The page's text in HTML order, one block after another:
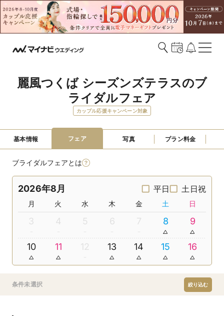
麗風つくば シーズンズテラスのブ
ライダルフェア
カップル応援キャンペーン対象
基本情報 フェア 写真 プラン料金
ブライダルフェアとは
2026年8月 平日 土日祝
月 火 水 木 金 土 日
3 4 5 6 7 8 9
10 11 12 13 14 15 16
条件未選択 絞り込む